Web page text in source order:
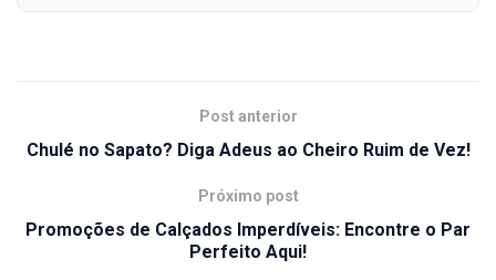
Post anterior
Chulé no Sapato? Diga Adeus ao Cheiro Ruim de Vez!
Próximo post
Promoções de Calçados Imperdíveis: Encontre o Par
Perfeito Aqui!